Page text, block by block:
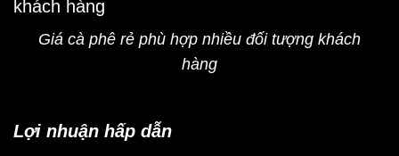
Giá cà phê rẻ phù hợp nhiều đối tượng khách
hàng
Lợi nhuận hấp dẫn